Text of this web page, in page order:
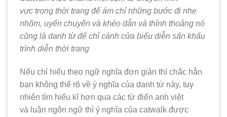
vực trong thời trang để ám chỉ những bước đi nhẹ
nhõm, uyển chuyển và khéo dẫn và thỉnh thoảng nó
cũng là danh từ để chỉ cánh cửa biểu diễn sấn khấu
trình diễn thời trang
Nếu chỉ hiểu theo ngữ nghĩa đơn giản thì chắc hẳn
bạn không thể rõ về ý nghĩa của danh từ này, tuy
nhiên tìm hiểu kĩ hơn qua các từ điển anh việt
và luận ngôn ngữ thì ý nghĩa của catwalk được